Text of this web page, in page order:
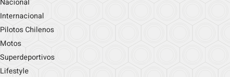
Nacional
Internacional
Pilotos Chilenos
Motos
Superdeportivos
Lifestyle